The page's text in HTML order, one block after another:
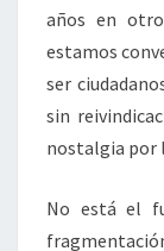
años en
estamos
ser
sin
nostalgia por
No está el